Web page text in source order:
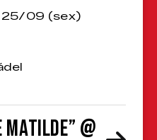
09 (sex)
Matilde” @